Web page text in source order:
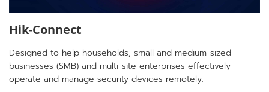
Hik-Connect
Designed to help households, small and medium-sized
businesses (SMB) and multi-site enterprises effectively
operate and manage security devices remotely.